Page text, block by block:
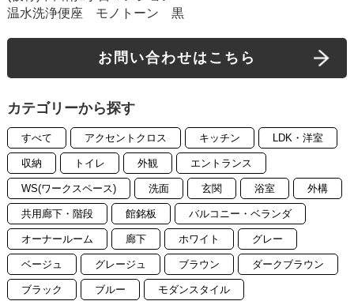
温水洗浄便座 モノトーン 黒
お問い合わせはこちら
カテゴリーから探す
すべて アクセントクロス キッチン LDK・洋室
収納 トイレ 外観 エントランス
WS(ワークスペース) 洗面 玄関 浴室 外構
共用廊下・階段 館銘板 バルコニー・ベランダ
オーナールーム 廊下 ホワイト グレー
ベージュ グレージュ ブラウン ダークブラウン
ブラック ブルー モダンスタイル